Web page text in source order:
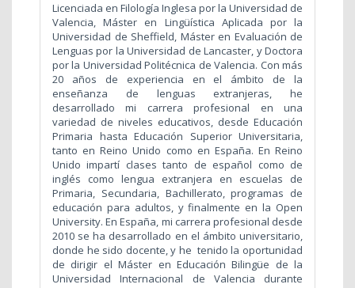
Licenciada en Filología Inglesa por la Universidad de
Valencia, Máster en Lingüística Aplicada por la
Universidad de Sheffield, Máster en Evaluación de
Lenguas por la Universidad de Lancaster, y Doctora
por la Universidad Politécnica de Valencia. Con más
20 años de experiencia en el ámbito de la
enseñanza de lenguas extranjeras, he
desarrollado mi carrera profesional en una
variedad de niveles educativos, desde Educación
Primaria hasta Educación Superior Universitaria,
tanto en Reino Unido como en España. En Reino
Unido impartí clases tanto de español como de
inglés como lengua extranjera en escuelas de
Primaria, Secundaria, Bachillerato, programas de
educación para adultos, y finalmente en la Open
University. En España, mi carrera profesional desde
2010 se ha desarrollado en el ámbito universitario,
donde he sido docente, y he tenido la oportunidad
de dirigir el Máster en Educación Bilingüe de la
Universidad Internacional de Valencia durante